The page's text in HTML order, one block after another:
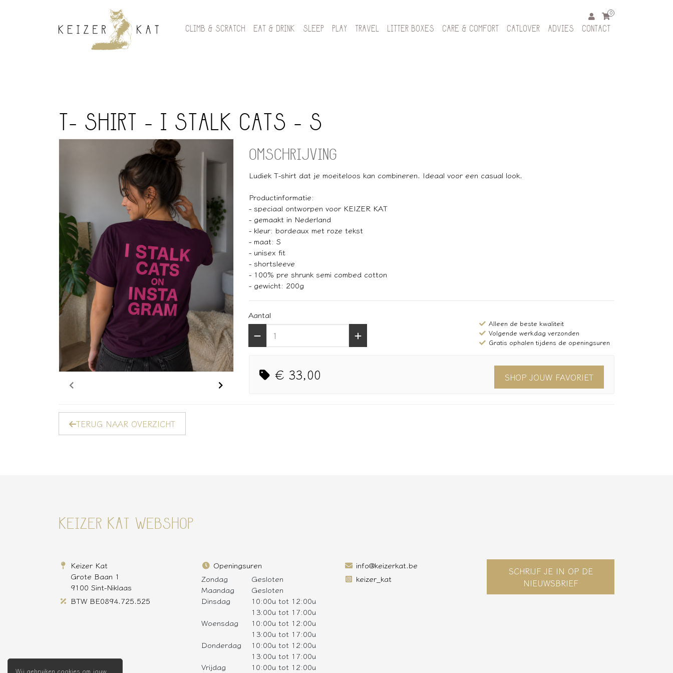
0
CLIMB & SCRATCH EAT & DRINK SLEEP PLAY TRAVEL LITTER BOXES CARE & COMFORT CATLOVER ADVIES CONTACT
T- SHIRT - I STALK CATS - S
OMSCHRIJVING
Ludiek T-shirt dat je moeiteloos kan combineren. Ideaal voor een casual look.
Productinformatie:
- speciaal ontworpen voor KEIZER KAT
- gemaakt in Nederland
- kleur: bordeaux met roze tekst
- maat: S
- unisex fit
- shortsleeve
- 100% pre shrunk semi combed cotton
- gewicht: 200g
Aantal
Alleen de beste kwaliteit
Volgende werkdag verzonden
Gratis ophalen tijdens de openingsuren
€ 33,00 SHOP JOUW FAVORIET
TERUG NAAR OVERZICHT
KEIZER KAT WEBSHOP
Keizer Kat
Grote Baan 1
9100 Sint-Niklaas
BTW BE0894.725.525
Openingsuren
Zondag
Gesloten
Maandag
Gesloten
Dinsdag
10:00u tot 12:00u
13:00u tot 17:00u
Woensdag
10:00u tot 12:00u
13:00u tot 17:00u
Donderdag
10:00u tot 12:00u
13:00u tot 17:00u
Vrijdag
10:00u tot 12:00u
info@keizerkat.be
keizer_kat
SCHRIJF JE IN OP DE
NIEUWSBRIEF
Wij gebruiken cookies om jouw